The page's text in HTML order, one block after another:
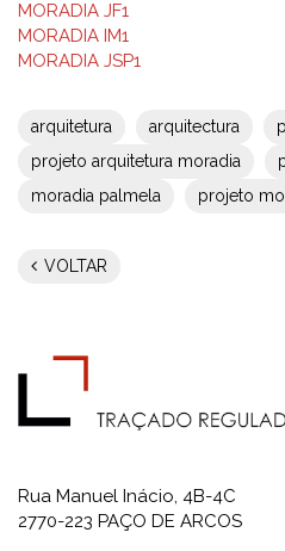
MORADIA JF1
MORADIA IM1
MORADIA JSP1
arquitetura arquitectura
projeto arquitetura moradia
moradia palmela
projeto
VOLTAR
Rua Manuel Inácio, 4B-4C
2770-223 PAÇO DE ARCOS